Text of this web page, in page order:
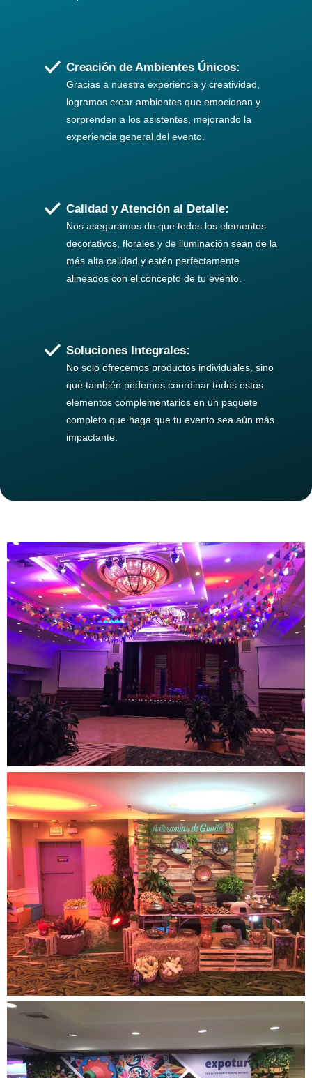
Creación de Ambientes Únicos:
Gracias a nuestra experiencia y creatividad,
logramos crear ambientes que emocionan y
sorprenden a los asistentes, mejorando la
experiencia general del evento.
Calidad y Atención al Detalle:
Nos aseguramos de que todos los elementos
decorativos, florales y de iluminación sean de la
más alta calidad y estén perfectamente
alineados con el concepto de tu evento.
Soluciones Integrales:
No solo ofrecemos productos individuales, sino
que también podemos coordinar todos estos
elementos complementarios en un paquete
completo que haga que tu evento sea aún más
impactante.